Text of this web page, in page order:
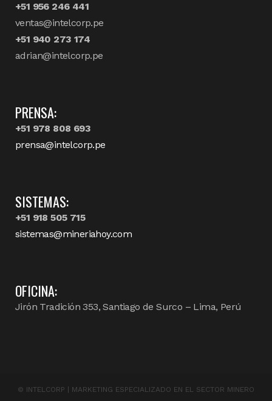
+51 956 246 441
ventas@intelcorp.pe
+51 940 273 174
adrian@intelcorp.pe
PRENSA:
+51 978 808 693
prensa@intelcorp.pe
SISTEMAS:
+51 918 505 715
sistemas@mineriahoy.com
OFICINA:
Jirón Tradición 353, Santiago de Surco – Lima, Perú
© INTELCORP | MARKETING ESPECIALIZADO EN EL SECTOR MINERO